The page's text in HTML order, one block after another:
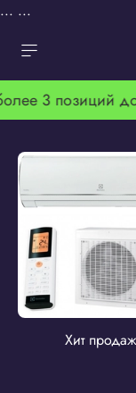
... ...
3 позиций
Хит продаж